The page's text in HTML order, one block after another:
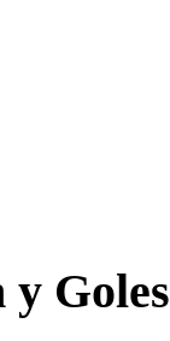
y Goles